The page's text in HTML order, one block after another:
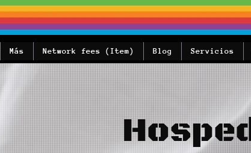
Servicios
Blog
Network fees (Item)
Más